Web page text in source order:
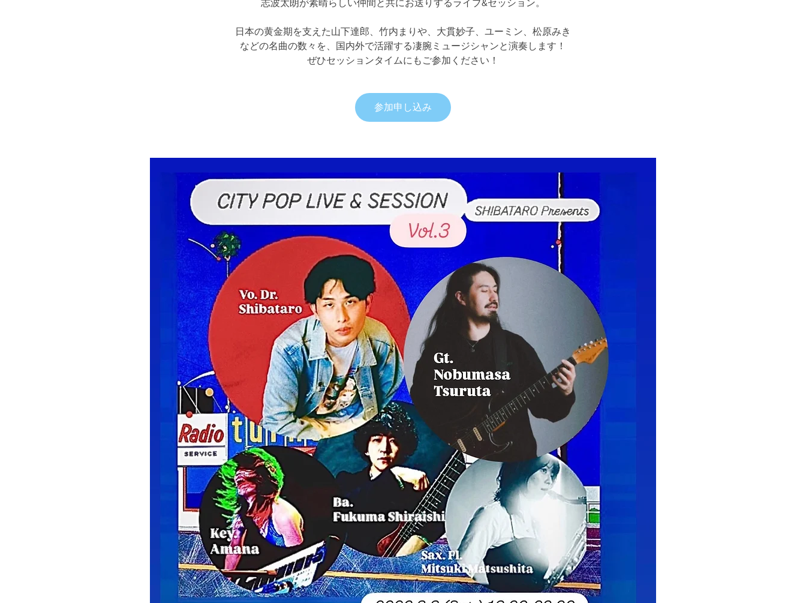
志波太朗が素晴らしい仲間と共にお送りするライブ&セッション。
日本の黄金期を支えた山下達郎、竹内まりや、大貫妙子、ユーミン、松原みき
などの名曲の数々を、国内外で活躍する凄腕ミュージシャンと演奏します！
ぜひセッションタイムにもご参加ください！
参加申し込み